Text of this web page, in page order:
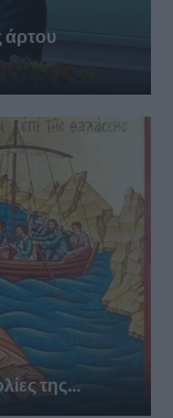
άρτου
της...